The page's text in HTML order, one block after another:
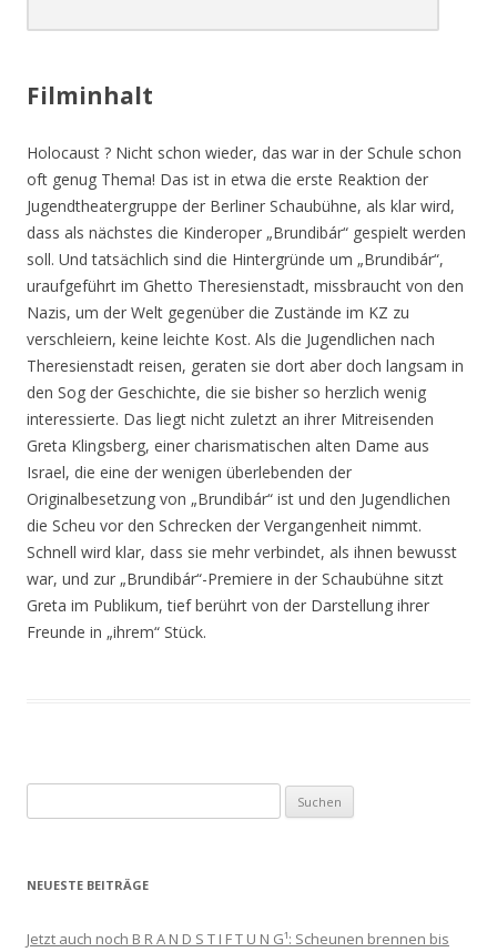
Filminhalt
Holocaust ? Nicht schon wieder, das war in der Schule schon
oft genug Thema! Das ist in etwa die erste Reaktion der
Jugendtheatergruppe der Berliner Schaubühne, als klar wird,
dass als nächstes die Kinderoper „Brundibár“ gespielt werden
soll. Und tatsächlich sind die Hintergründe um „Brundibár“,
uraufgeführt im Ghetto Theresienstadt, missbraucht von den
Nazis, um der Welt gegenüber die Zustände im KZ zu
verschleiern, keine leichte Kost. Als die Jugendlichen nach
Theresienstadt reisen, geraten sie dort aber doch langsam in
den Sog der Geschichte, die sie bisher so herzlich wenig
interessierte. Das liegt nicht zuletzt an ihrer Mitreisenden
Greta Klingsberg, einer charismatischen alten Dame aus
Israel, die eine der wenigen überlebenden der
Originalbesetzung von „Brundibár“ ist und den Jugendlichen
die Scheu vor den Schrecken der Vergangenheit nimmt.
Schnell wird klar, dass sie mehr verbindet, als ihnen bewusst
war, und zur „Brundibár“-Premiere in der Schaubühne sitzt
Greta im Publikum, tief berührt von der Darstellung ihrer
Freunde in „ihrem“ Stück.
nach:
NEUESTE BEITRÄGE
Jetzt auch noch B R A N D S T I F T U N G¹: Scheunen brennen bis